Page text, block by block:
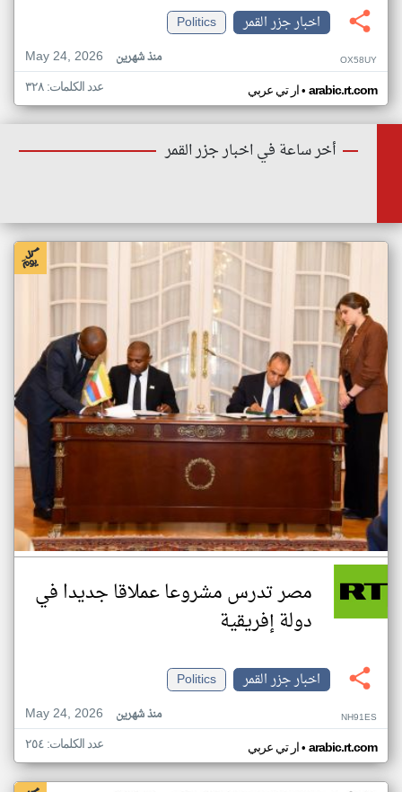
اخبار جزر القمر
Politics
May 24, 2026
منذ شهرين OX58UY
ار تي عربي• arabic.rt.com عدد الكلمات: ٣٢٨
أخر ساعة في اخبار جزر القمر
مصر تدرس مشروعا عملاقا جديدا في
دولة إفريقية
اخبار جزر القمر
Politics
May 24, 2026
منذ شهرين NH91ES
ار تي عربي• arabic.rt.com عدد الكلمات: ٢٥٤